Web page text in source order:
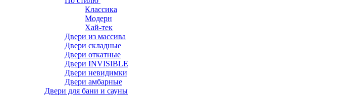
Классика
Модерн
Хай-тек
Двери из массива
Двери складные
Двери откатные
Двери INVISIBLE
Двери невидимки
Двери амбарные
Двери для бани и сауны